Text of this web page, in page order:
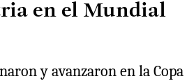
en el Mundial
y avanzaron en la Copa